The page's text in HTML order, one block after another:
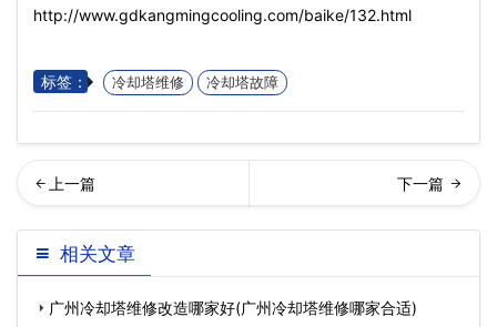
http://www.gdkangmingcooling.com/baike/132.html
标签： 冷却塔维修 冷却塔故障
修冷却塔时要知道冷却塔填
料与水温的关系…
却塔常见维护保养方法
相关文章
广州冷却塔维修改造哪家好(广州冷却塔维修哪家合适)